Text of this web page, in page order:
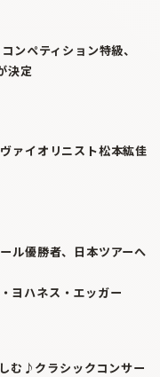
ンペティション特級、
決定
ァイオリニスト松本紘佳
ル優勝者、日本ツアーへ
ヨハネス・エッガー
む♪クラシックコンサー